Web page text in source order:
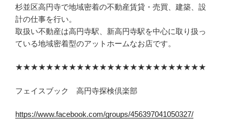
杉並区高円寺で地域密着の不動産賃貸・売買、建築、設
計の仕事を行い。
取扱い不動産は高円寺駅、新高円寺駅を中心に取り扱っ
ている地域密着型のアットホームなお店です。
★★★★★★★★★★★★★★★★★★★★★★★★★
フェイスブック 高円寺探検倶楽部
https://www.facebook.com/groups/456397041050327/